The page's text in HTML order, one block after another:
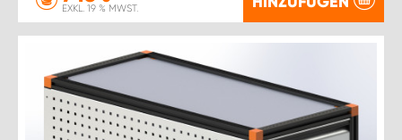
EXKL. 19 % MWST.